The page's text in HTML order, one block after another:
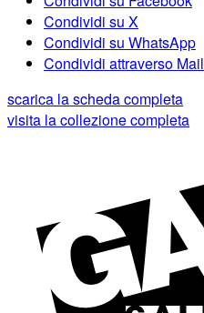
Condividi su X
Condividi su WhatsApp
Condividi attraverso Mail
scarica la scheda completa
visita la collezione completa